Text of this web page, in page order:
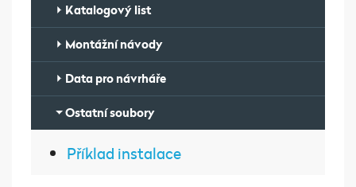
Katalogový list
Montážní návody
Data pro návrháře
Ostatní soubory
Příklad instalace